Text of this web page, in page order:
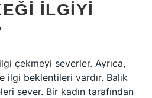
ILGIYI
çekmeyi severler. Ayrıca,
ilgi beklentileri vardır. Balık
sever. Bir kadın tarafından